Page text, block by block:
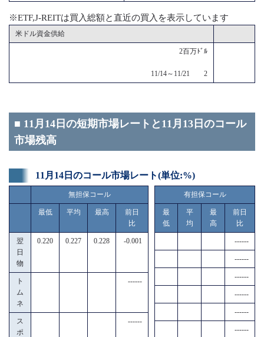
※ETF,J-REITは買入総額と直近の買入を表示しています
米ドル資金供給
2百万ﾄﾞﾙ
11/14～11/21 2
■ 11月14日の短期市場レートと11月13日のコール
市場残高
11月14日のコール市場レート(単位:%)
無担保コール
最低 平均 最高
前日
比
翌
日
物
0.220 0.227 0.228 -0.001
ト
ム
ネ
------
ス
ポ
------
有担保コール
最
低
平
均
最
高
前日
比
------
------
------
------
------
------